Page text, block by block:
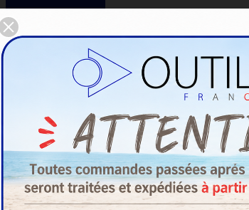
BROSSETTES SUR TIGE -
Réf. : AG00045
2,28 € TTC
Délais : Expédition entre
24/48 heures
CONFIGURER
BATONS CERAMIQUE PLATS
POUR LIMEUR